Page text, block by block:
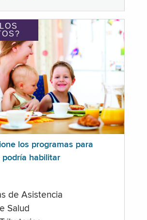
los programas para
podría habilitar
de Asistencia
Salud